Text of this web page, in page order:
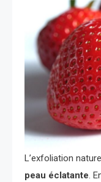
L’exfoliation
peau éclatante.